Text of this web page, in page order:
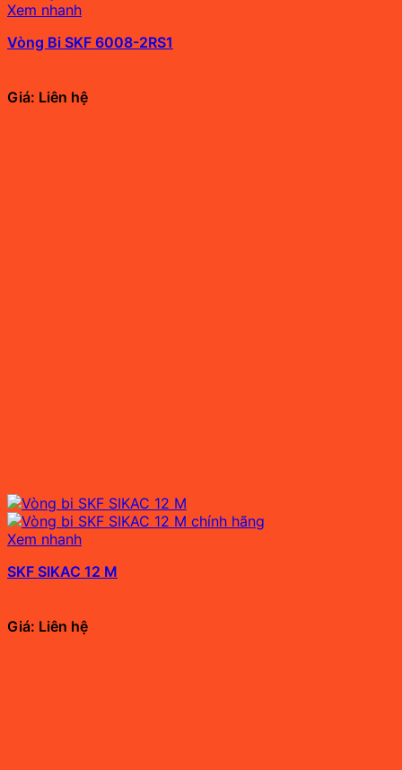
Xem nhanh
Vòng Bi SKF 6008-2RS1
Giá: Liên hệ
Xem nhanh
SKF SIKAC 12 M
Giá: Liên hệ